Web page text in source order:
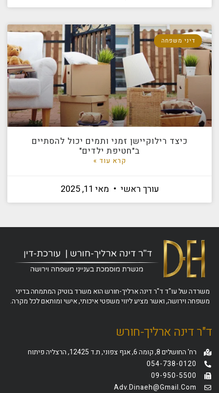
דיני משפחה
כיצד רילוקיישן זמני ותמים יכול להסתיים
ב"חטיפת ילדים"
קרא עוד »
עורך ראשי מאי 11, 2025
משרדה של עו"ד ד"ר דינה ארליך-חורש הוא משרד בוטיק המתמחה בדיני
משפחה וירושה, ואשר מציע ליווי משפטי איכותי, אישי ומותאם לכל מקרה.
ד"ר דינה ארליך-חורש
רח' החושלים 8, קומה 6, אגף צפוני, ת.ד 12425, הרצליה פיתוח
054-738-0120
09-950-5500
Adv.dinaeh@gmail.com